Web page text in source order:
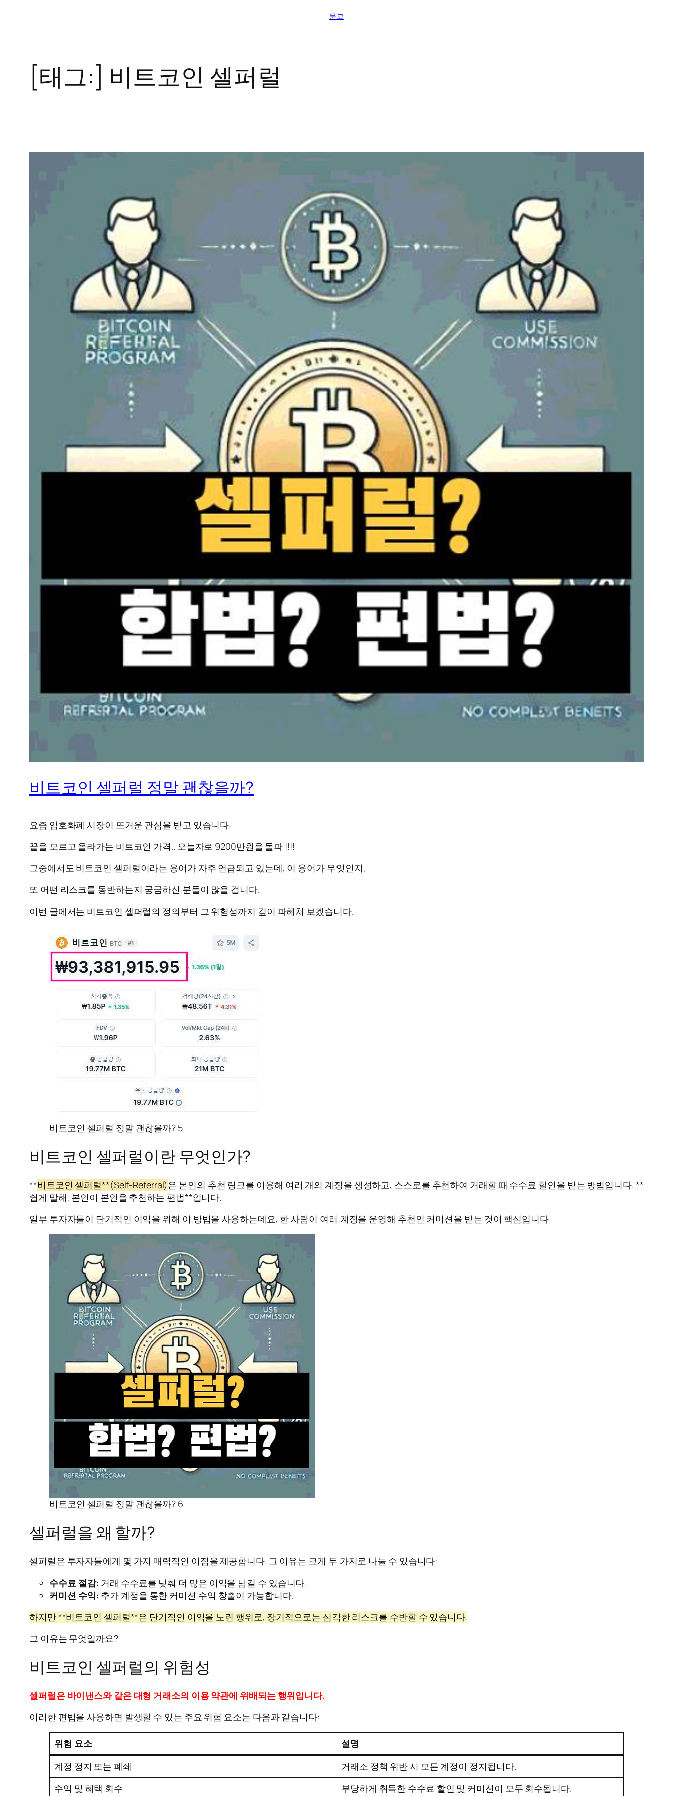
문코
[태그:] 비트코인 셀퍼럴
비트코인 셀퍼럴 정말 괜찮을까?
요즘 암호화폐 시장이 뜨거운 관심을 받고 있습니다.
끝을 모르고 올라가는 비트코인 가격.. 오늘자로 9200만원을 돌파 !!!!
그중에서도 비트코인 셀퍼럴이라는 용어가 자주 언급되고 있는데, 이 용어가 무엇인지,
또 어떤 리스크를 동반하는지 궁금하신 분들이 많을 겁니다.
이번 글에서는 비트코인 셀퍼럴의 정의부터 그 위험성까지 깊이 파헤쳐 보겠습니다.
비트코인 셀퍼럴 정말 괜찮을까? 5
비트코인 셀퍼럴이란 무엇인가?
**비트코인 셀퍼럴**(Self-Referral)은 본인의 추천 링크를 이용해 여러 개의 계정을 생성하고, 스스로를 추천하여 거래할 때 수수료 할인을 받는 방법입니다. **
쉽게 말해, 본인이 본인을 추천하는 편법**입니다.
일부 투자자들이 단기적인 이익을 위해 이 방법을 사용하는데요, 한 사람이 여러 계정을 운영해 추천인 커미션을 받는 것이 핵심입니다.
비트코인 셀퍼럴 정말 괜찮을까? 6
셀퍼럴을 왜 할까?
셀퍼럴은 투자자들에게 몇 가지 매력적인 이점을 제공합니다. 그 이유는 크게 두 가지로 나눌 수 있습니다:
수수료 절감: 거래 수수료를 낮춰 더 많은 이익을 남길 수 있습니다.
커미션 수익: 추가 계정을 통한 커미션 수익 창출이 가능합니다.
하지만 **비트코인 셀퍼럴**은 단기적인 이익을 노린 행위로, 장기적으로는 심각한 리스크를 수반할 수 있습니다.
그 이유는 무엇일까요?
비트코인 셀퍼럴의 위험성
셀퍼럴은 바이낸스와 같은 대형 거래소의 이용 약관에 위배되는 행위입니다.
이러한 편법을 사용하면 발생할 수 있는 주요 위험 요소는 다음과 같습니다:
위험 요소
설명
계정 정지 또는 폐쇄
거래소 정책 위반 시 모든 계정이 정지됩니다.
수익 및 혜택 회수
부당하게 취득한 수수료 할인 및 커미션이 모두 회수됩니다.